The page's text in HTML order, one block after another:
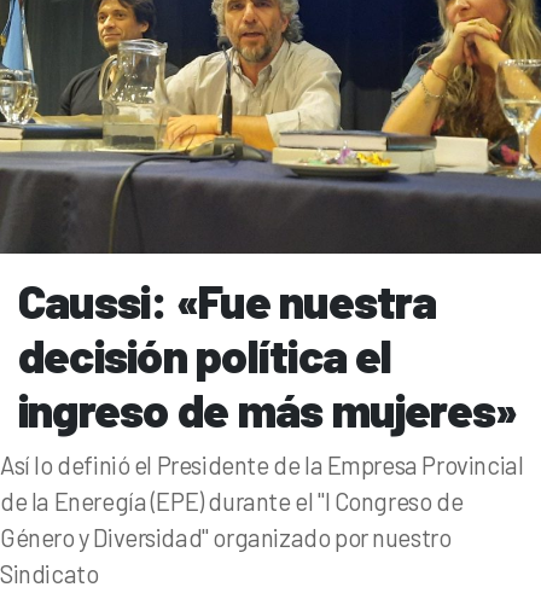
Caussi: «Fue nuestra
decisión política el
ingreso de más mujeres»
Así lo definió el Presidente de la Empresa Provincial
de la Eneregía (EPE) durante el "I Congreso de
Género y Diversidad" organizado por nuestro
Sindicato